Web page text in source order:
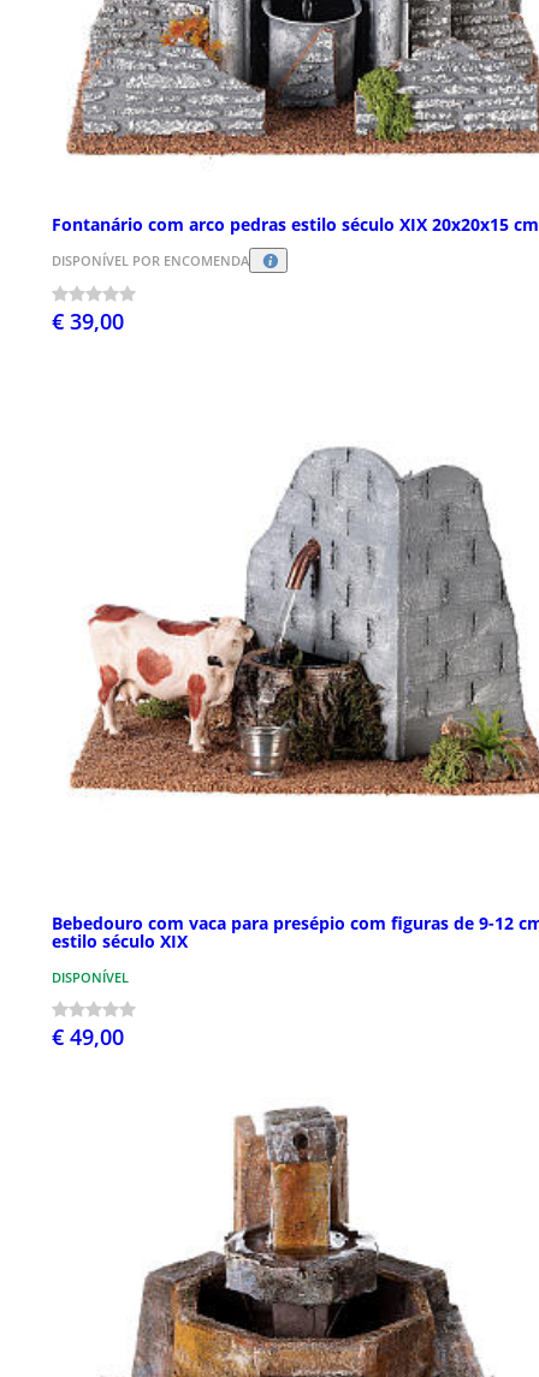
Fontanário com arco pedras estilo século XIX 20x20x15 cm
DISPONÍVEL POR ENCOMENDA
€ 39,00
Bebedouro com vaca para presépio com figuras de 9-12
estilo século XIX
DISPONÍVEL
€ 49,00